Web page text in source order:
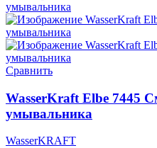
Сравнить
WasserKraft Elbe 7445
умывальника
WasserKRAFT